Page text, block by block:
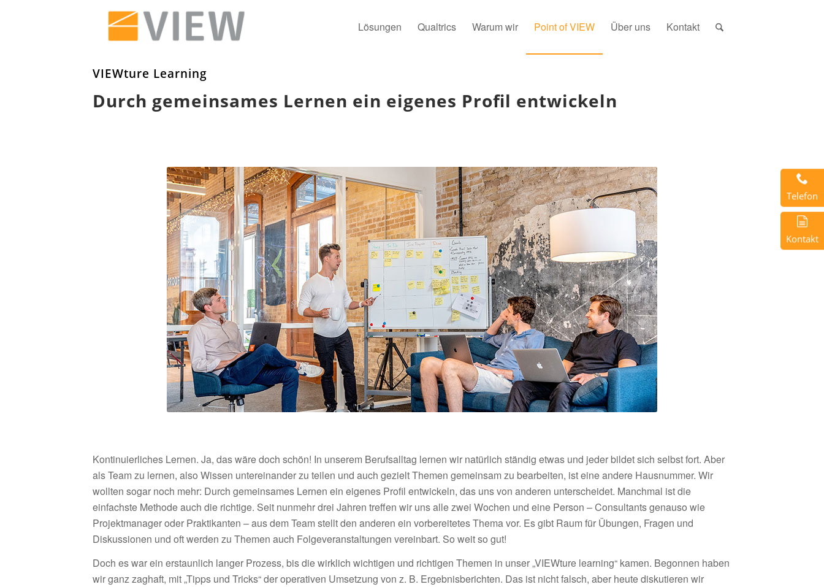
Lösungen Qualtrics Warum wir Point of VIEW Über uns Kontakt
VIEWture Learning
Durch gemeinsames Lernen ein eigenes Profil entwickeln
Kontinuierliches Lernen. Ja, das wäre doch schön! In unserem Berufsalltag lernen wir natürlich ständig etwas und jeder bildet sich selbst fort. Aber
als Team zu lernen, also Wissen untereinander zu teilen und auch gezielt Themen gemeinsam zu bearbeiten, ist eine andere Hausnummer. Wir
wollten sogar noch mehr: Durch gemeinsames Lernen ein eigenes Profil entwickeln, das uns von anderen unterscheidet. Manchmal ist die
einfachste Methode auch die richtige. Seit nunmehr drei Jahren treffen wir uns alle zwei Wochen und eine Person – Consultants genauso wie
Projektmanager oder Praktikanten – aus dem Team stellt den anderen ein vorbereitetes Thema vor. Es gibt Raum für Übungen, Fragen und
Diskussionen und oft werden zu Themen auch Folgeveranstaltungen vereinbart. So weit so gut!
Doch es war ein erstaunlich langer Prozess, bis die wirklich wichtigen und richtigen Themen in unser „VIEWture learning“ kamen. Begonnen haben
wir ganz zaghaft, mit „Tipps und Tricks“ der operativen Umsetzung von z. B. Ergebnisberichten. Das ist nicht falsch, aber heute diskutieren wir
Telefon
Kontakt